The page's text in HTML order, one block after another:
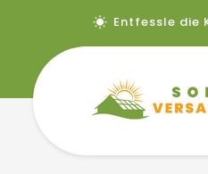
Entfessle die